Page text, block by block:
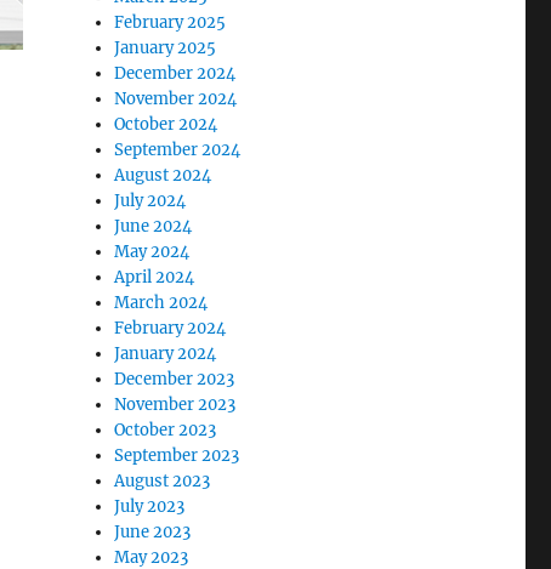
February 2025
January 2025
December 2024
November 2024
October 2024
September 2024
August 2024
July 2024
June 2024
May 2024
April 2024
March 2024
February 2024
January 2024
December 2023
November 2023
October 2023
September 2023
August 2023
July 2023
June 2023
May 2023